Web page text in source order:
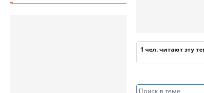
1 чел. читают эту